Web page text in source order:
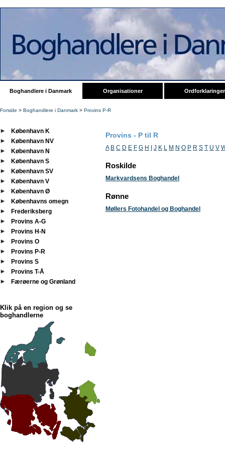
Boghandlere i Danmark Organisationer Ordforklaringer
Forside > Boghandlere i Danmark > Provins P-R
København K
København NV
København N
København S
København SV
København V
København Ø
Københavns omegn
Frederiksberg
Provins A-G
Provins H-N
Provins O
Provins P-R
Provins S
Provins T-Å
Færøerne og Grønland
Klik på en region og se
boghandlerne
Provins - P til R
A B C D E F G H J K L M N O P R S T U V
Roskilde
Markvardsens Boghandel
Rønne
Møllers Fotohandel og Boghandel